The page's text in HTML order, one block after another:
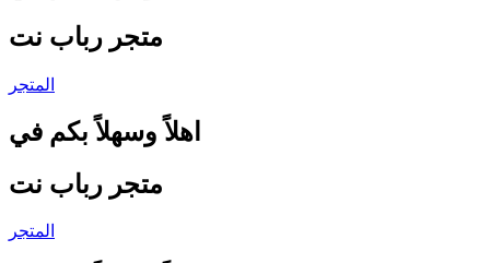
متجر رباب نت
المتجر
اهلاً وسهلاً بكم في
متجر رباب نت
المتجر